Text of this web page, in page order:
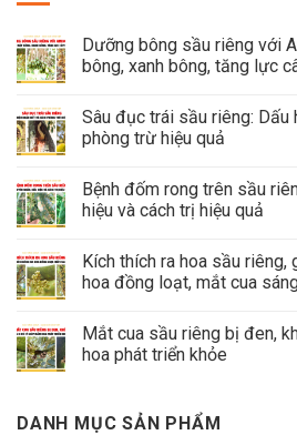
Dưỡng bông sầu riêng với
bông, xanh bông, tăng lực
Sâu đục trái sầu riêng: Dấu
phòng trừ hiệu quả
Bệnh đốm rong trên sầu
hiệu và cách trị hiệu quả
Kích thích ra hoa sầu riêng,
hoa đồng loạt, mắt cua
Mắt cua sầu riêng bị đen,
hoa phát triển khỏe
DANH MỤC SẢN PHẨM